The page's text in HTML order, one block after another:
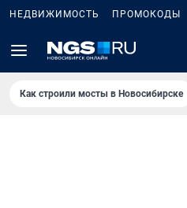
НЕДВИЖИМОСТЬ ПРОМОКОДЫ
Как строили мосты в Новосибирске